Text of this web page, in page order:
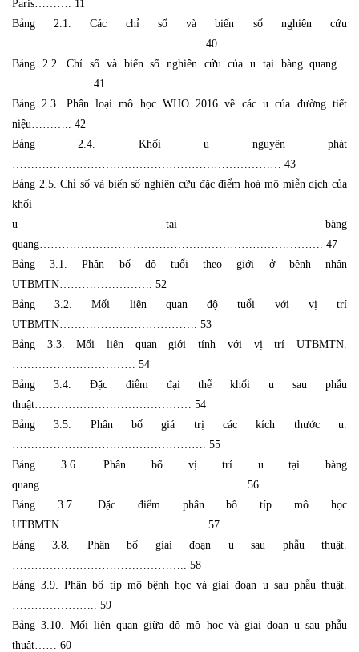
Paris………. 11
Bảng 2.1. Các chỉ số và biến số nghiên cứu
…………………………………………… 40
Bảng 2.2. Chỉ số và biến số nghiên cứu của u tại bàng quang .
………………… 41
Bảng 2.3. Phân loại mô học WHO 2016 về các u của đường tiết
niệu……….. 42
Bảng 2.4. Khối u nguyên phát
……………………………………………………………… 43
Bảng 2.5. Chỉ số và biến số nghiên cứu đặc điểm hoá mô miễn dịch của
khối
u tại bàng
quang…………………………………………………………………. 47
Bảng 3.1. Phân bố độ tuổi theo giới ở bệnh nhân
UTBMTN……………………. 52
Bảng 3.2. Mối liên quan độ tuổi với vị trí
UTBMTN………………………………. 53
Bảng 3.3. Mối liên quan giới tính với vị trí UTBMTN.
…………………………… 54
Bảng 3.4. Đặc điểm đại thể khối u sau phẫu
thuật…………………………………… 54
Bảng 3.5. Phân bố giá trị các kích thước u.
……………………………………………. 55
Bảng 3.6. Phân bố vị trí u tại bàng
quang………………………………………………. 56
Bảng 3.7. Đặc điểm phân bố típ mô học
UTBMTN………………………………… 57
Bảng 3.8. Phân bố giai đoạn u sau phẫu thuật.
……………………………………….. 58
Bảng 3.9. Phân bố típ mô bệnh học và giai đoạn u sau phẫu thuật.
………………….. 59
Bảng 3.10. Mối liên quan giữa độ mô học và giai đoạn u sau phẫu
thuật…… 60